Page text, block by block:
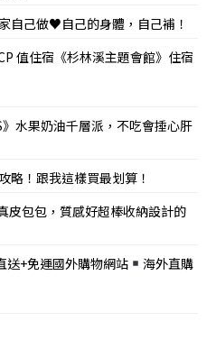
自己做♥自己的身體，自己補！
值住宿《杉林溪主題會館》住宿
水果奶油千層派，不吃會捶心肝
略！跟我這樣買最划算！
皮包包，質感好超棒收納設計的
送+免運國外購物網站
海外直購